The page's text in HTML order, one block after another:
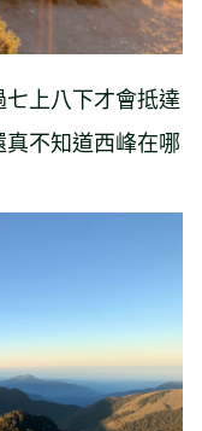
上八下才會抵達
不知道西峰在哪